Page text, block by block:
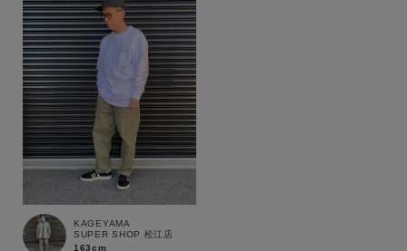
サイズ
ブランド
KAGEYAMA
SUPER SHOP 松江店
163cm